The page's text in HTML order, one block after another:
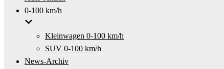
0-100 km/h
Kleinwagen 0-100 km/h
SUV 0-100 km/h
News-Archiv